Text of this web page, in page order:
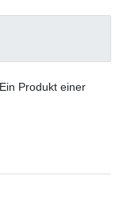
Produkt einer